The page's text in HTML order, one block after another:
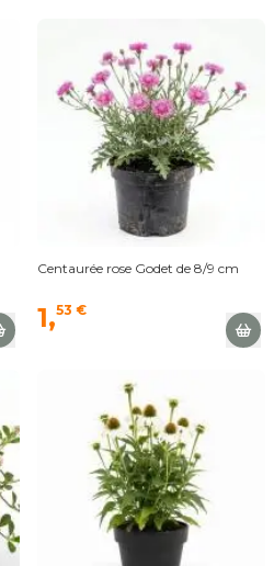
Centaurée rose Godet de 8/9 cm
1,53 €